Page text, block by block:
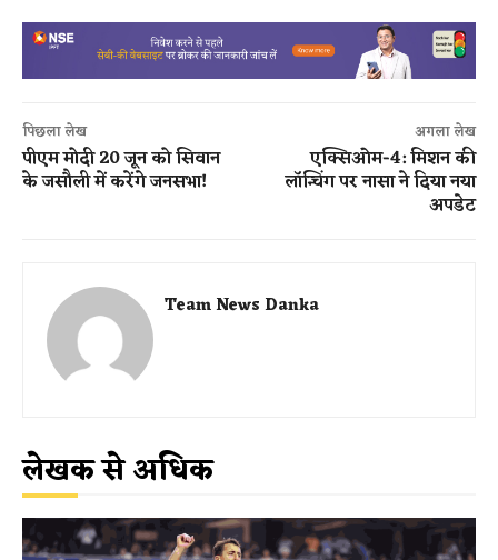
पिछला लेख
पीएम मोदी 20 जून को सिवान
के जसौली में करेंगे जनसभा!
अगला लेख
एक्सिओम-4: मिशन की
लॉन्चिंग पर नासा ने दिया नया
अपडेट
Team News Danka
लेखक से अधिक